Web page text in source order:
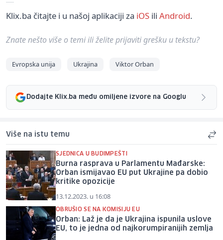
Klix.ba čitajte i u našoj aplikaciji za iOS ili Android.
Znate nešto više o temi ili želite prijaviti grešku u tekstu?
Evropska unija Ukrajina Viktor Orban
Dodajte Klix.ba među omiljene izvore na Googlu
Više na istu temu
SJEDNICA U BUDIMPEŠTI
Burna rasprava u Parlamentu Mađarske:
Orban ismijavao EU put Ukrajine pa dobio
kritike opozicije
13.12.2023. u 16:08
OBRUŠIO SE NA KOMISIJU EU
Orban: Laž je da je Ukrajina ispunila uslove
EU, to je jedna od najkorumpiranijih zemlja